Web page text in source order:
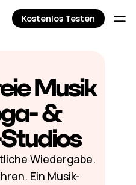
Musik
&
Wiedergabe.
Ein Musik-
Kostenlos Testen